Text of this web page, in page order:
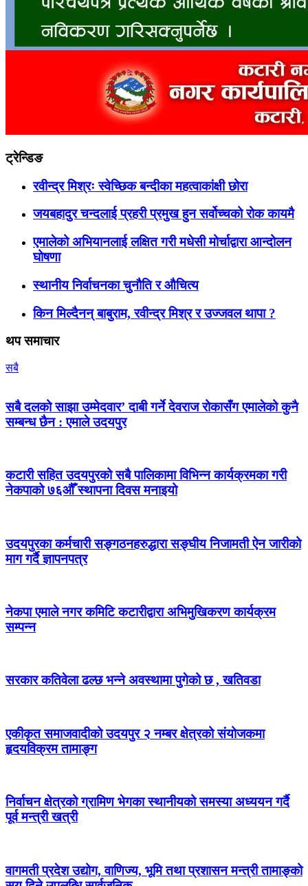
ट्रेन्डिङ
रवीन्द्र मिश्रः स्वेच्छिक बन्दीका महत्वाकांक्षी छोरा
जयबहादुर चन्दलाई प्रहरी प्रमुख हुन सर्वोच्चको रोक कायमै
एमालेको अभियानलाई लक्षित गरी मधेसी मोर्चाद्वारा आन्दोलन
घोषणा
स्थानीय निर्वाचनका चुनौति र औचित्य
किन मिल्दैनन् बाबुराम, रवीन्द्र मिश्र र उज्जवल थापा ?
थप समाचार
सबै
सबै दलको साझा उम्मेदवार’ दाबी गर्ने देवराज रोकासँग एमालेको कुनै
सम्बन्ध छैन : एमाले उदयपुर
कटारी सहित उदयपुरको सबै पालिकामा विभिन्न कार्यक्रमका गरी
नेकपाको ७६औँ स्थापना दिवस मनाइयो
उदयपुरका कर्मचारी सङ्गठनहरुद्धारा सङ्घीय निजामती ऐन जारीको
माग गर्दै ज्ञापनपत्र
नेकपा एमाले नगर कमिटि कटारीद्वारा अभिमुखिकरण कार्यक्रम
सम्पन्न
सरकार कतिवेला ढल्छ भन्ने अवस्थामा पुगेको छ , खतिवडा
एकीकृत समाजवादीको उदयपुर २ नम्बर क्षेत्रको संयोजकमा
हृदयविक्रम तामाङ्ग
निर्वाचन क्षेत्रको ग्रामिण भेगका स्थानीयको समस्या अध्ययन गर्दै
पूर्व मन्त्री खत्री
वागमती प्रदेश उद्योग, वाणिज्य, भूमि तथा प्रशासन मन्त्री तामाङ्को